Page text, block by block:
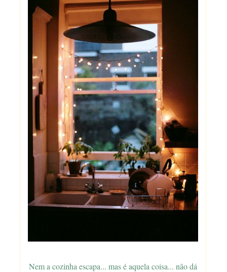
Nem a cozinha escapa... mas é aquela coisa... não dá